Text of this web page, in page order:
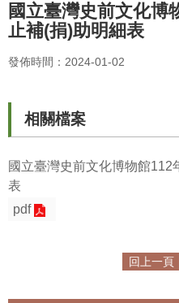
使
命
最
息
參
觀
展
覽
國立臺灣史前文化博
止補(捐)助明細表
發佈時間：2024-01-02
相關檔案
國立臺灣史前文化博物館112
表
pdf
回上一頁